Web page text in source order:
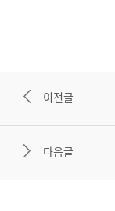
이전글
다음글